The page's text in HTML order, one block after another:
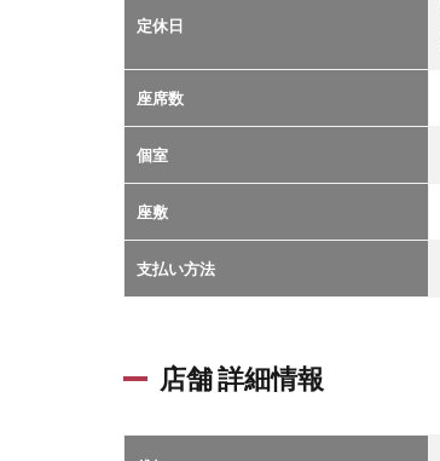
定休日
座席数
個室
座敷
支払い方法
店舗 詳細情報